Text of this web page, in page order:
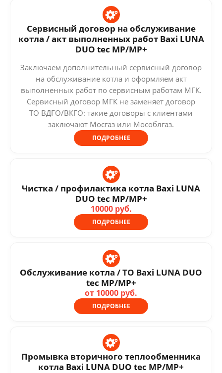
Сервисный договор на обслуживание
котла / акт выполненных работ Baxi LUNA
DUO tec MP/MP+
Заключаем дополнительный сервисный договор
на обслуживание котла и оформляем акт
выполненных работ по сервисным работам МГК.
Сервисный договор МГК не заменяет договор
ТО ВДГО/ВКГО: такие договоры с клиентами
заключают Мосгаз или Мособлгаз.
ПОДРОБНЕЕ
Чистка / профилактика котла Baxi LUNA
DUO tec MP/MP+
10000 руб.
ПОДРОБНЕЕ
Обслуживание котла / ТО Baxi LUNA DUO
tec MP/MP+
от 10000 руб.
ПОДРОБНЕЕ
Промывка вторичного теплообменника
котла Baxi LUNA DUO tec MP/MP+